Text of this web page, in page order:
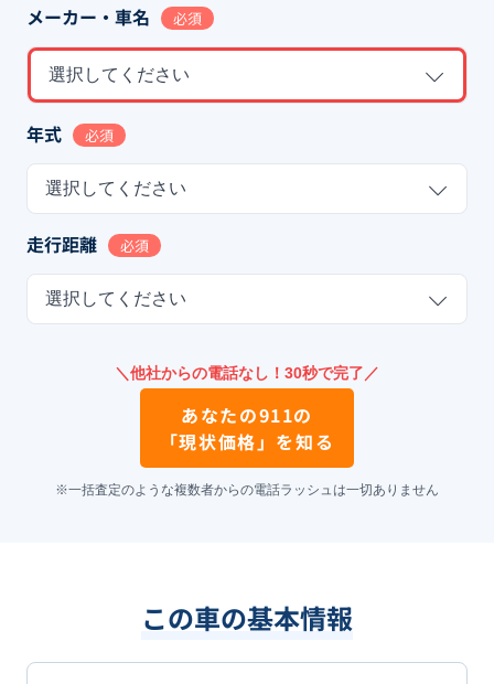
メーカー・車名 必須
選択してください
年式 必須
選択してください
走行距離 必須
選択してください
＼他社からの電話なし！30秒で完了／
あなたの911の
「現状価格」を知る
※一括査定のような複数者からの電話ラッシュは一切ありません
この車の基本情報